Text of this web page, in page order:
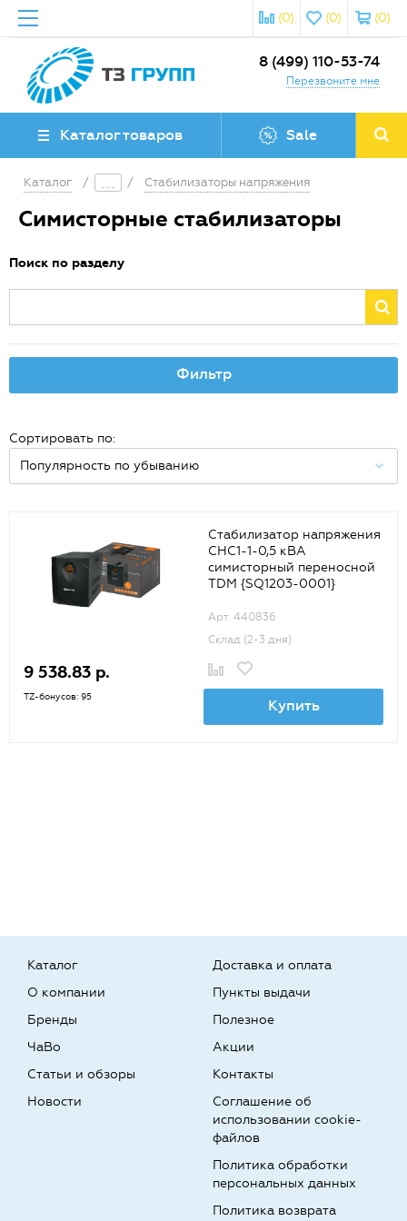
(0)
(0)
(0)
8 (499) 110-53-74
Перезвоните мне
Каталог товаров Sale
Каталог / / Стабилизаторы напряжения
Симисторные стабилизаторы
Поиск по разделу
Фильтр
Сортировать по:
Стабилизатор напряжения
СНС1-1-0,5 кВА
симисторный переносной
TDM {SQ1203-0001}
Арт. 440836
Склад (2-3 дня)
9 538.83 р.
TZ-бонусов: 95 Купить
Каталог
О компании
Бренды
Доставка и оплата
Пункты выдачи
Полезное
ЧаВо
Статьи и обзоры
Новости
Акции
Контакты
Соглашение об
использовании cookie-
файлов
Политика обработки
персональных данных
Политика возврата